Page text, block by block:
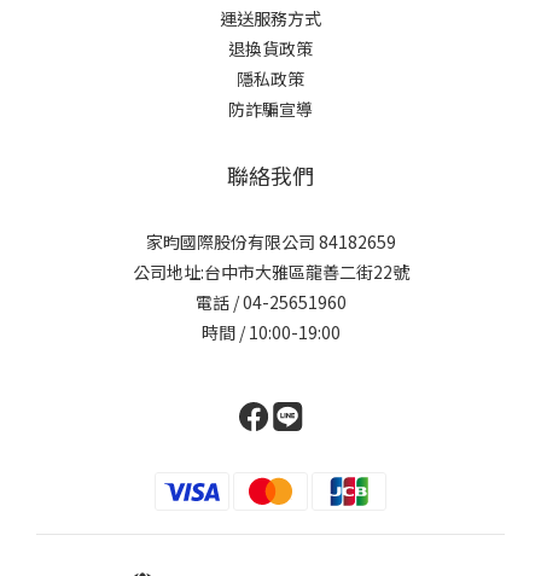
運送服務方式
退換貨政策
隱私政策
防詐騙宣導
聯絡我們
家昀國際股份有限公司 84182659
公司地址:台中市大雅區龍善二街22號
電話 / 04-25651960
時間 / 10:00-19:00